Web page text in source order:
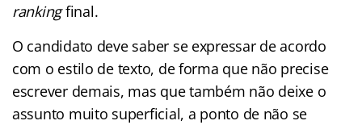
rankingfinal.
O candidato deve saber se expressar de acordo
com o estilo de texto, de forma que não precise
escrever demais, mas que também não deixe o
assunto muito superficial, a ponto de não se